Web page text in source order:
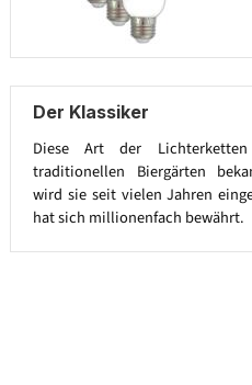
Der Klassiker
Diese Art der
traditionellen Biergärten
wird sie seit vielen Jahren
hat sich millionenfach bewährt.